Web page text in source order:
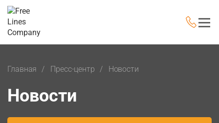
Главная Пресс-центр Новости
Новости